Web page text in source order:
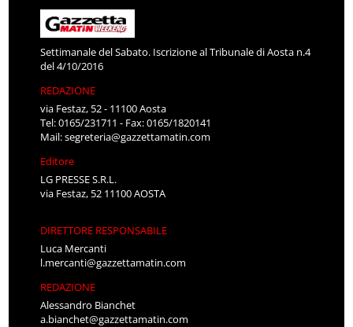
Settimanale del Sabato. Iscrizione al Tribunale di Aosta n.4
del 4/10/2016
REDAZIONE
via Festaz, 52 - 11100 Aosta
Tel: 0165/231711 - Fax: 0165/1820141
Mail:segreteria@gazzettamatin.com
Editore
LG PRESSE S.R.L.
via Festaz, 52 11100 AOSTA
DIRETTORE RESPONSABILE
Luca Mercanti
l.mercanti@gazzettamatin.com
REDAZIONE
Alessandro Bianchet
a.bianchet@gazzettamatin.com